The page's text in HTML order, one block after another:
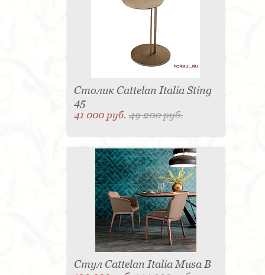
Столик Cattelan Italia Sting
45
41 000 руб.49 200 руб.
Стул Cattelan Italia Musa B